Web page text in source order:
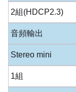
2組(HDCP2.3)
音頻輸出
Stereo mini
1組